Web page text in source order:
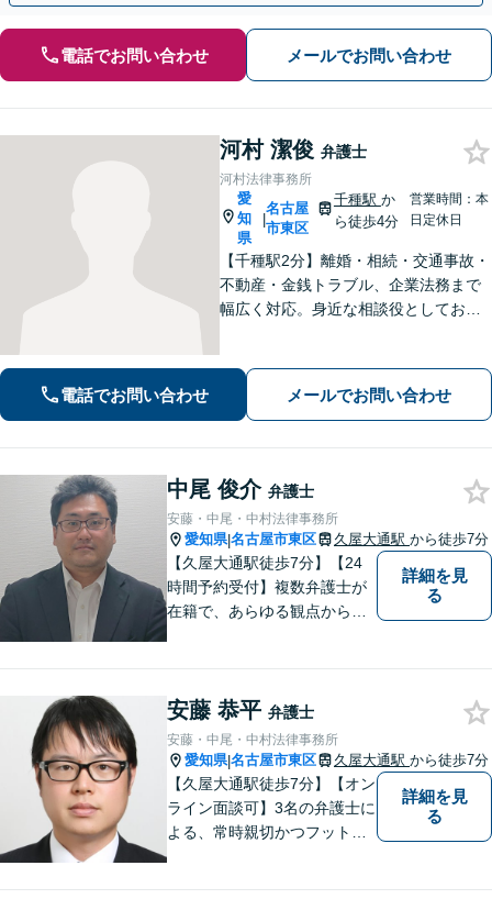
電話でお問い合わせ メールでお問い合わせ
河村 潔俊 弁護士
河村法律事務所
愛
知
県
|
名古屋
市東区
千種駅 か
ら徒歩4分
営業時間：本
日定休日
【千種駅2分】離婚・相続・交通事故・
不動産・金銭トラブル、企業法務まで
幅広く対応。身近な相談役としてお悩
め、まずは気軽にご相談ください。
【土日祝対応可、夜間対応可】【オン
電話でお問い合わせ メールでお問い合わせ
中尾 俊介 弁護士
安藤・中尾・中村法律事務所
愛知県|名古屋市東区 久屋大通駅 から徒歩7分
【久屋大通駅徒歩7分】【24
時間予約受付】複数弁護士が
在籍で、あらゆる観点から丁
は、一度ご相談ください。
【当日・休日・夜間相談可】
詳細を見
る
安藤 恭平 弁護士
安藤・中尾・中村法律事務所
愛知県|名古屋市東区 久屋大通駅 から徒歩7分
【久屋大通駅徒歩7分】【オン
ライン面談可】3名の弁護士に
よる、常時親切かつフットワ
詳細を見
る